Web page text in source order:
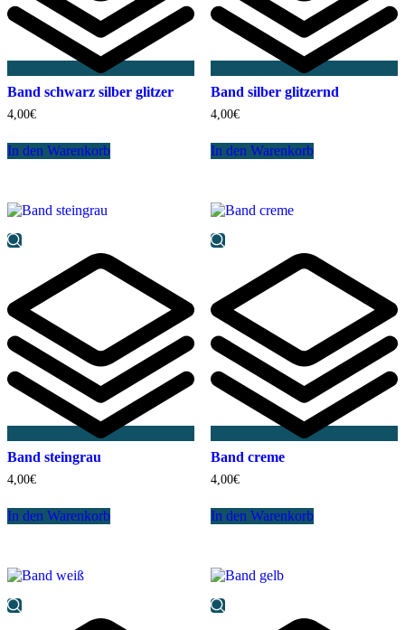
Band schwarz silber glitzer
4,00€
In den Warenkorb
Band silber glitzernd
4,00€
In den Warenkorb
Band steingrau
4,00€
In den Warenkorb
Band creme
4,00€
In den Warenkorb